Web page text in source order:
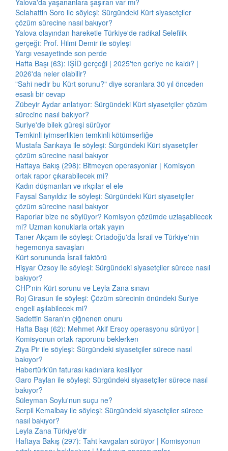
Yalova'da yaşananlara şaşıran var mı?
Selahattin Soro ile söyleşi: Sürgündeki Kürt siyasetçiler
çözüm sürecine nasıl bakıyor?
Yalova olayından hareketle Türkiye'de radikal Selefilik
gerçeği: Prof. Hilmi Demir ile söyleşi
Yargı vesayetinde son perde
Hafta Başı (63): IŞİD gerçeği | 2025'ten geriye ne kaldı? |
2026'da neler olabilir?
"Sahi nedir bu Kürt sorunu?" diye soranlara 30 yıl önceden
esaslı bir cevap
Zübeyir Aydar anlatıyor: Sürgündeki Kürt siyasetçiler çözüm
sürecine nasıl bakıyor?
Suriye'de bilek güreşi sürüyor
Temkinli iyimserlikten temkinli kötümserliğe
Mustafa Sarıkaya ile söyleşi: Sürgündeki Kürt siyasetçiler
çözüm sürecine nasıl bakıyor
Haftaya Bakış (298): Bitmeyen operasyonlar | Komisyon
ortak rapor çıkarabilecek mi?
Kadın düşmanları ve ırkçılar el ele
Faysal Sarıyıldız ile söyleşi: Sürgündeki Kürt siyasetçiler
çözüm sürecine nasıl bakıyor
Raporlar bize ne söylüyor? Komisyon çözümde uzlaşabilecek
mi? Uzman konuklarla ortak yayın
Taner Akçam ile söyleşi: Ortadoğu'da İsrail ve Türkiye'nin
hegemonya savaşları
Kürt sorununda İsrail faktörü
Hişyar Özsoy ile söyleşi: Sürgündeki siyasetçiler sürece nasıl
bakıyor?
CHP'nin Kürt sorunu ve Leyla Zana sınavı
Roj Girasun ile söyleşi: Çözüm sürecinin önündeki Suriye
engeli aşılabilecek mi?
Sadettin Saran'ın çiğnenen onuru
Hafta Başı (62): Mehmet Akif Ersoy operasyonu sürüyor |
Komisyonun ortak raporunu beklerken
Ziya Pir ile söyleşi: Sürgündeki siyasetçiler sürece nasıl
bakıyor?
Habertürk'ün faturası kadınlara kesiliyor
Garo Paylan ile söyleşi: Sürgündeki siyasetçiler sürece nasıl
bakıyor?
Süleyman Soylu'nun suçu ne?
Serpil Kemalbay ile söyleşi: Sürgündeki siyasetçiler sürece
nasıl bakıyor?
Leyla Zana Türkiye'dir
Haftaya Bakış (297): Taht kavgaları sürüyor | Komisyonun